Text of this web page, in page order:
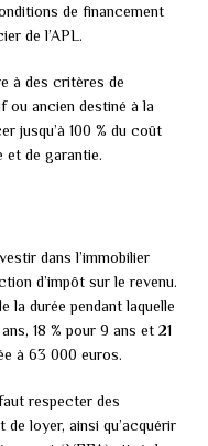
de financement
de l’APL.
à des critères de
ou ancien destiné à la
jusqu’à 100 % du coût
et de garantie.
dans l’immobilier
d’impôt sur le revenu.
la durée pendant laquelle
18 % pour 9 ans et 21
à 63 000 euros.
respecter des
loyer, ainsi qu’acquérir